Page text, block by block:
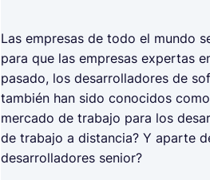
Las empresas de todo el mundo
para que las empresas expertas
pasado, los desarrolladores de
también han sido conocidos
mercado de trabajo para los
de trabajo a distancia? Y aparte
desarrolladores senior?